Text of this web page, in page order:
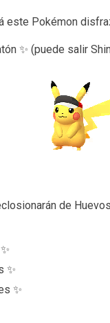
este Pokémon
✨ (puede salir
de
✨
✨